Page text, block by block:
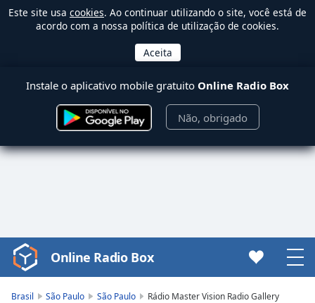
Este site usa cookies. Ao continuar utilizando o site, você está de
acordo com a nossa política de utilização de cookies.
Instale o aplicativo mobile gratuito Online Radio Box
Não, obrigado
Video
Player
Online Radio Box
Brasil São Paulo São Paulo Rádio Master Vision Radio Gallery